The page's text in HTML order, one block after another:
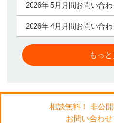
2026年 5月月間お問い合
2026年 4月月間お問い合
もっ
相談無料！ 非公開
お問い合わせ